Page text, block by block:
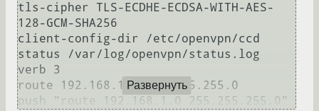
tls-cipher TLS-ECDHE-ECDSA-WITH-AES-
128-GCM-SHA256
client-config-dir /etc/openvpn/ccd
status /var/log/openvpn/status.log
verb 3
route 192.168.1.0 255.255.255.0
Развернуть